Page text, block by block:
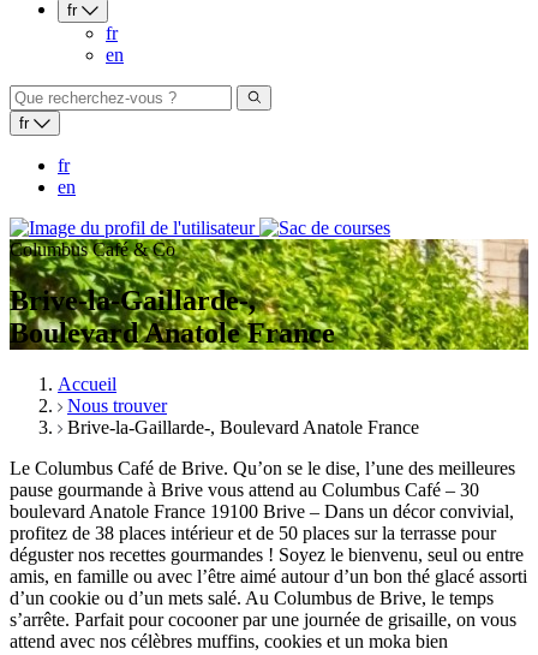
fr
fr
en
fr
fr
en
Columbus Café & Co
Brive-la-Gaillarde-,
Boulevard Anatole France
Accueil
Nous trouver
Brive-la-Gaillarde-, Boulevard Anatole France
Le Columbus Café de Brive. Qu’on se le dise, l’une des meilleures
pause gourmande à Brive vous attend au Columbus Café – 30
boulevard Anatole France 19100 Brive – Dans un décor convivial,
profitez de 38 places intérieur et de 50 places sur la terrasse pour
déguster nos recettes gourmandes ! Soyez le bienvenu, seul ou entre
amis, en famille ou avec l’être aimé autour d’un bon thé glacé assorti
d’un cookie ou d’un mets salé. Au Columbus de Brive, le temps
s’arrête. Parfait pour cocooner par une journée de grisaille, on vous
attend avec nos célèbres muffins, cookies et un moka bien